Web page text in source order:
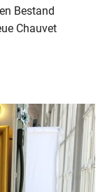
Bestand
Chauvet